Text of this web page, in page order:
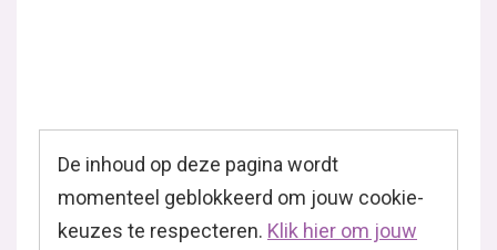
De inhoud op deze pagina wordt
momenteel geblokkeerd om jouw cookie-
keuzes te respecteren. Klik hier om jouw